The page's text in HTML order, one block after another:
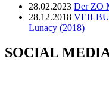
28.02.2023 Der ZO
28.12.2018
Lunacy (2018)
SOCIAL